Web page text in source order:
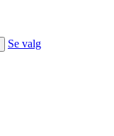
Se valg